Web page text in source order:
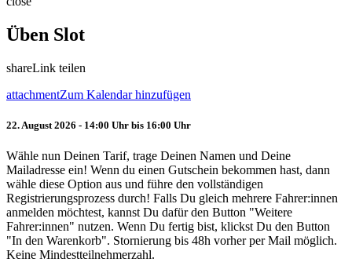
Üben Slot
shareLink teilen
attachmentZum Kalendar hinzufügen
22. August 2026 - 14:00 Uhr bis 16:00 Uhr
Wähle nun Deinen Tarif, trage Deinen Namen und Deine
Mailadresse ein! Wenn du einen Gutschein bekommen hast, dann
wähle diese Option aus und führe den vollständigen
Registrierungsprozess durch! Falls Du gleich mehrere Fahrer:innen
anmelden möchtest, kannst Du dafür den Button "Weitere
Fahrer:innen" nutzen. Wenn Du fertig bist, klickst Du den Button
"In den Warenkorb". Stornierung bis 48h vorher per Mail möglich.
Keine Mindestteilnehmerzahl.